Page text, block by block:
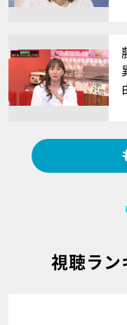
視聴ラン